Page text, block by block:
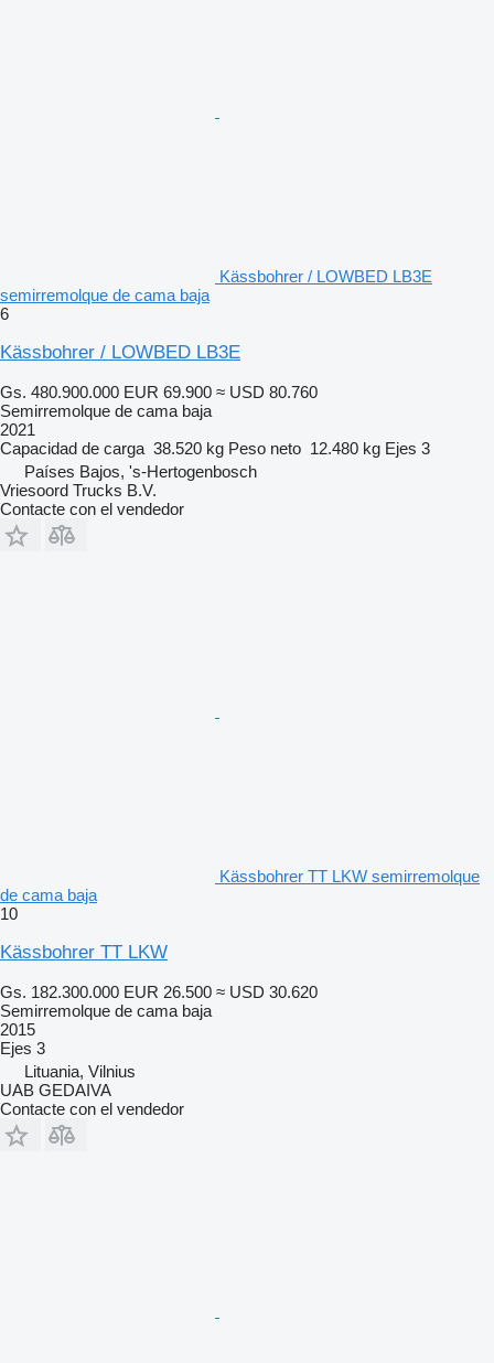
Kässbohrer / LOWBED LB3E
semirremolque de cama baja
6
Kässbohrer / LOWBED LB3E
Gs. 480.900.000 EUR 69.900 ≈ USD 80.760
Semirremolque de cama baja
2021
Capacidad de carga 38.520 kg Peso neto 12.480 kg Ejes 3
Países Bajos, 's-Hertogenbosch
Vriesoord Trucks B.V.
Contacte con el vendedor
Kässbohrer TT LKW semirremolque
de cama baja
10
Kässbohrer TT LKW
Gs. 182.300.000 EUR 26.500 ≈ USD 30.620
Semirremolque de cama baja
2015
Ejes 3
Lituania, Vilnius
UAB GEDAIVA
Contacte con el vendedor